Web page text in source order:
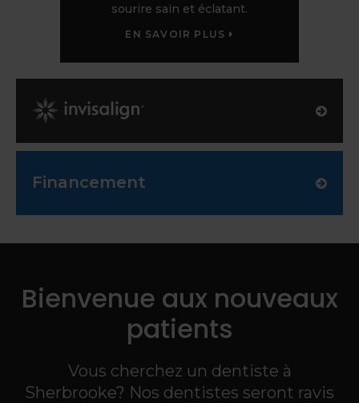
sourire sain et éclatant.
EN SAVOIR PLUS
Invisalign Provider
Financement
Bienvenue aux nouveaux
patients
Vous cherchez un dentiste à
Sherbrooke? Nos dentistes seront ravis